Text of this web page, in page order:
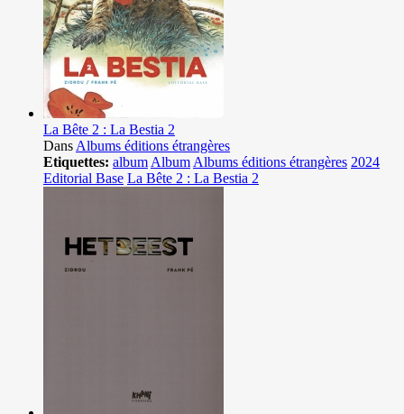
La Bête 2 : La Bestia 2
Dans Albums éditions étrangères
Etiquettes: album Album Albums éditions étrangères 2024
Editorial Base La Bête 2 : La Bestia 2